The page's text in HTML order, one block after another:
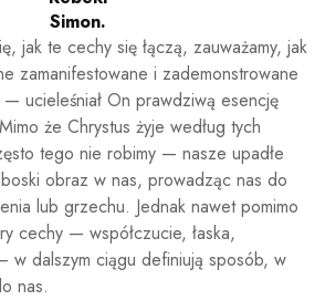
Simon.
jak te cechy się łączą, zauważamy, jak
zamanifestowane i zademonstrowane
— ucieleśniał On prawdziwą esencję
że Chrystus żyje według tych
tego nie robimy — nasze upadłe
obraz w nas, prowadząc nas do
lub grzechu. Jednak nawet pomimo
cechy — współczucie, łaska,
w dalszym ciągu definiują sposób, w
nas.